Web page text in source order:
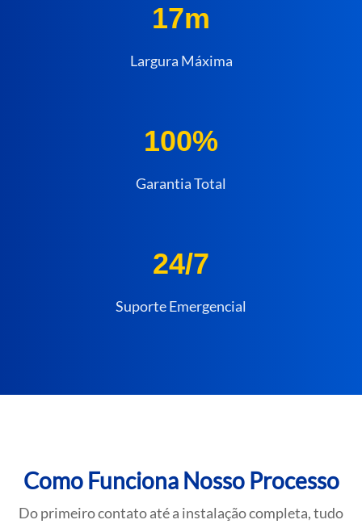
17m
Largura Máxima
100%
Garantia Total
24/7
Suporte Emergencial
Como Funciona Nosso Processo
Do primeiro contato até a instalação completa, tudo